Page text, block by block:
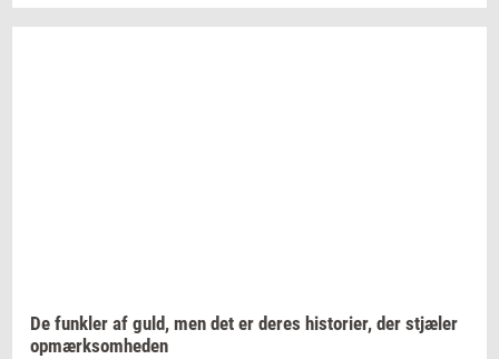
De funk­ler af guld, men det er deres hi­sto­ri­er, der stjæ­ler
op­mærk­som­he­den